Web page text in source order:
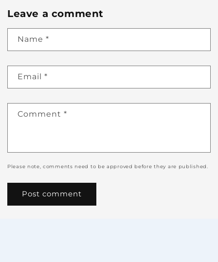
Leave a comment
Name *
Email *
Comment *
Please note, comments need to be approved before they are published.